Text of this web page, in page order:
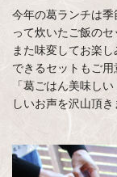
今年の葛ランチは
って炊いたご飯のセ
また味変してお楽
できるセットもご用
「葛ごはん美味し
しいお声を沢山頂き